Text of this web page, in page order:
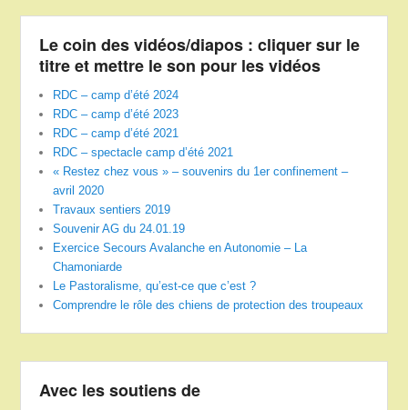
Le coin des vidéos/diapos : cliquer sur le
titre et mettre le son pour les vidéos
RDC – camp d’été 2024
RDC – camp d’été 2023
RDC – camp d’été 2021
RDC – spectacle camp d’été 2021
« Restez chez vous » – souvenirs du 1er confinement –
avril 2020
Travaux sentiers 2019
Souvenir AG du 24.01.19
Exercice Secours Avalanche en Autonomie – La
Chamoniarde
Le Pastoralisme, qu’est-ce que c’est ?
Comprendre le rôle des chiens de protection des troupeaux
Avec les soutiens de